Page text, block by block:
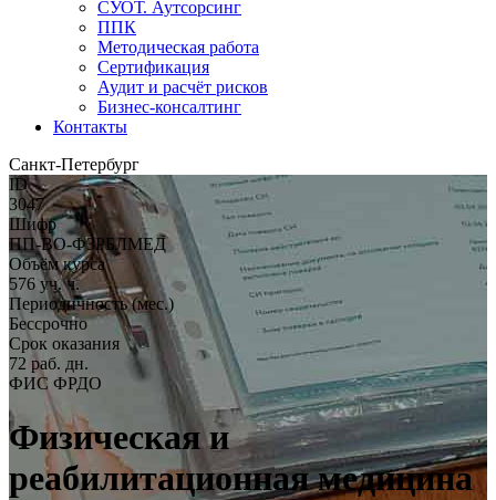
СУОТ. Аутсорсинг
ППК
Методическая работа
Сертификация
Аудит и расчёт рисков
Бизнес-консалтинг
Контакты
Санкт-Петербург
ID
3047
Шифр
ПП-ВО-ФЗРБЛМЕД
Объём курса
576 уч. ч.
Периодичность (мес.)
Бессрочно
Срок оказания
72 раб. дн.
ФИС ФРДО
Физическая и
реабилитационная медицина